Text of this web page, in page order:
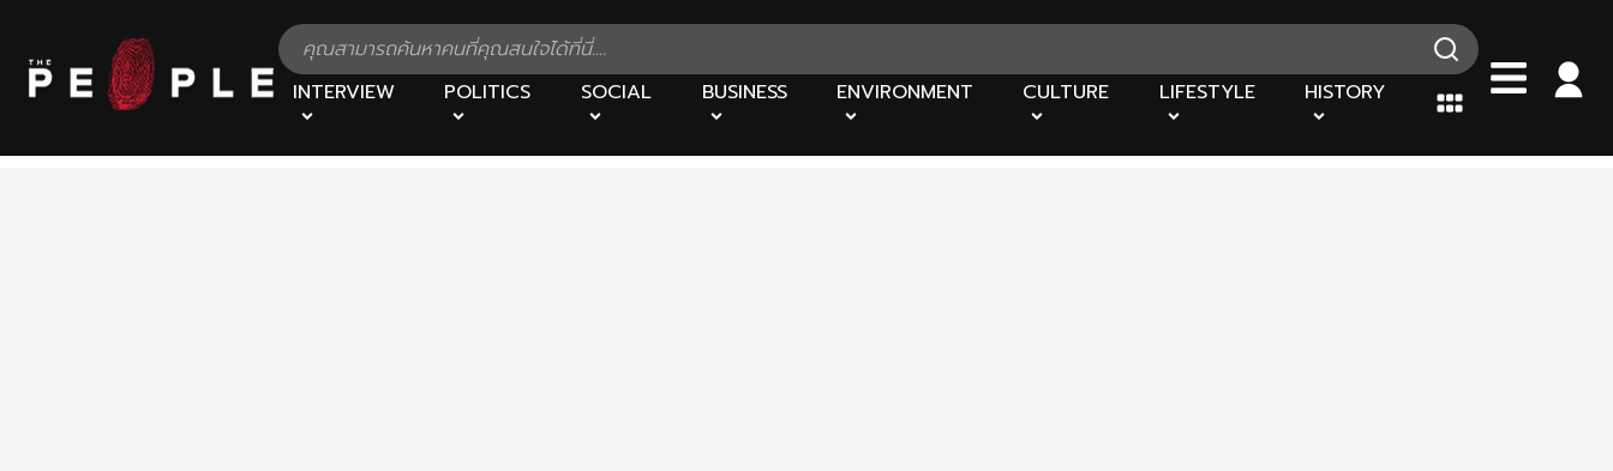
INTERVIEW POLITICS SOCIAL BUSINESS ENVIRONMENT CULTURE LIFESTYLE HISTORY